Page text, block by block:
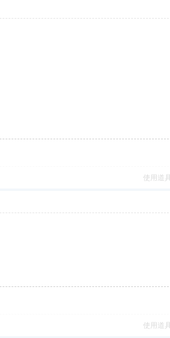
使用道具
使用道具